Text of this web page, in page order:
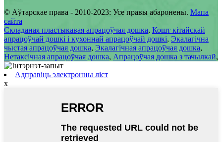
© Аўтарскае права - 2010-2023: Усе правы абаронены. Мапа
сайта
Складаная пластыкавая апрацоўчая дошка, Кошт кітайскай
апрацоўчай дошкі і кухоннай апрацоўчай дошкі, Экалагічна
чыстая апрацоўчая дошка, Экалагічная апрацоўчая дошка,
Нетаксічная апрацоўчая дошка, Апрацоўчая дошка з тачылкай,
Адправіць электронны ліст
x